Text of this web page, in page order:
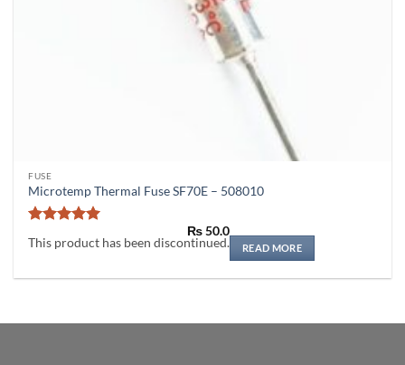
FUSE
Microtemp Thermal Fuse SF70E – 508010
out of 5
₨50.0
This product has been discontinued.
READ MORE